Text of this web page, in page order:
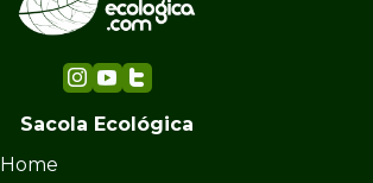
Sacola Ecológica
Home